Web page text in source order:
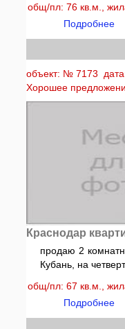
общ/пл: 76 кв.м.,
Подробнее
объект: № 7173
Хорошее
Краснодар
продаю 2
Кубань, на
общ/пл: 67 кв.м.,
Подробнее